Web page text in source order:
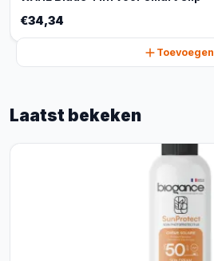
€34,34
Toevoegen
Laatst bekeken